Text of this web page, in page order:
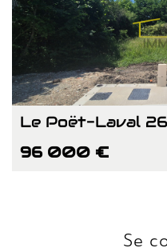
Le Poët-Laval
96 000 €
Se